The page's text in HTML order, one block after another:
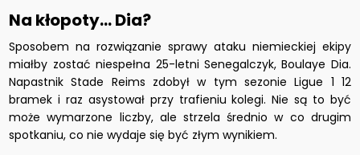
Na kłopoty... Dia?
Sposobem na rozwiązanie sprawy ataku niemieckiej ekipy
miałby zostać niespełna 25-letni Senegalczyk, Boulaye Dia.
Napastnik Stade Reims zdobył w tym sezonie Ligue 1 12
bramek i raz asystował przy trafieniu kolegi. Nie są to być
może wymarzone liczby, ale strzela średnio w co drugim
spotkaniu, co nie wydaje się być złym wynikiem.